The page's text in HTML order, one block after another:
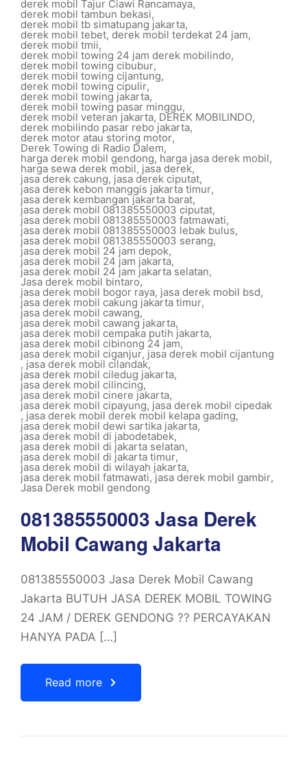
derek mobil Tajur Ciawi Rancamaya,
derek mobil tambun bekasi,
derek mobil tb simatupang jakarta,
derek mobil tebet, derek mobil terdekat 24 jam,
derek mobil tmii,
derek mobil towing 24 jam derek mobilindo,
derek mobil towing cibubur,
derek mobil towing cijantung,
derek mobil towing cipulir,
derek mobil towing jakarta,
derek mobil towing pasar minggu,
derek mobil veteran jakarta, DEREK MOBILINDO,
derek mobilindo pasar rebo jakarta,
derek motor atau storing motor,
Derek Towing di Radio Dalem,
harga derek mobil gendong, harga jasa derek mobil,
harga sewa derek mobil, jasa derek,
jasa derek cakung, jasa derek ciputat,
jasa derek kebon manggis jakarta timur,
jasa derek kembangan jakarta barat,
jasa derek mobil 081385550003 ciputat,
jasa derek mobil 081385550003 fatmawati,
jasa derek mobil 081385550003 lebak bulus,
jasa derek mobil 081385550003 serang,
jasa derek mobil 24 jam depok,
jasa derek mobil 24 jam jakarta,
jasa derek mobil 24 jam jakarta selatan,
Jasa derek mobil bintaro,
jasa derek mobil bogor raya, jasa derek mobil bsd,
jasa derek mobil cakung jakarta timur,
jasa derek mobil cawang,
jasa derek mobil cawang jakarta,
jasa derek mobil cempaka putih jakarta,
jasa derek mobil cibinong 24 jam,
jasa derek mobil ciganjur, jasa derek mobil cijantung
, jasa derek mobil cilandak,
jasa derek mobil ciledug jakarta,
jasa derek mobil cilincing,
jasa derek mobil cinere jakarta,
jasa derek mobil cipayung, jasa derek mobil cipedak
, jasa derek mobil derek mobil kelapa gading,
jasa derek mobil dewi sartika jakarta,
jasa derek mobil di jabodetabek,
jasa derek mobil di jakarta selatan,
jasa derek mobil di jakarta timur,
jasa derek mobil di wilayah jakarta,
jasa derek mobil fatmawati,jasa derek mobil gambir,
Jasa Derek mobil gendong
081385550003 Jasa Derek
Mobil Cawang Jakarta
081385550003 Jasa Derek Mobil Cawang
Jakarta BUTUH JASA DEREK MOBIL TOWING
24 JAM / DEREK GENDONG ?? PERCAYAKAN
HANYA PADA […]
Read more